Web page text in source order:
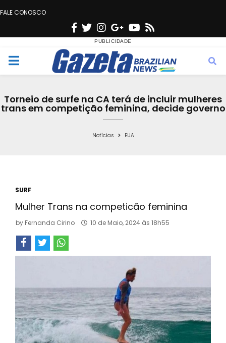
FALE CONOSCO
F
c
e
o
T
w
i
t
e
n
s
t
g
r
a
G
o
o
g
e
Y
u
t
b
s
M
n
Torneio de surfe na CA terá de incluir mulheres
trans em competição feminina, decide governo
Notícias EUA
SURF
Mulher Trans na competicão feminina
by Fernanda Cirino 10 de Maio, 2024 às 18h55